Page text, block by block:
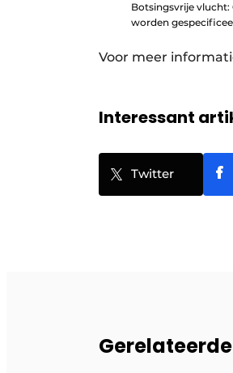
Botsingsvrije vlucht:
worden
Voor meer
Interessant
Twitter